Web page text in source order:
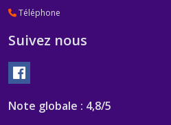
Téléphone
Suivez nous
Note globale : 4,8/5